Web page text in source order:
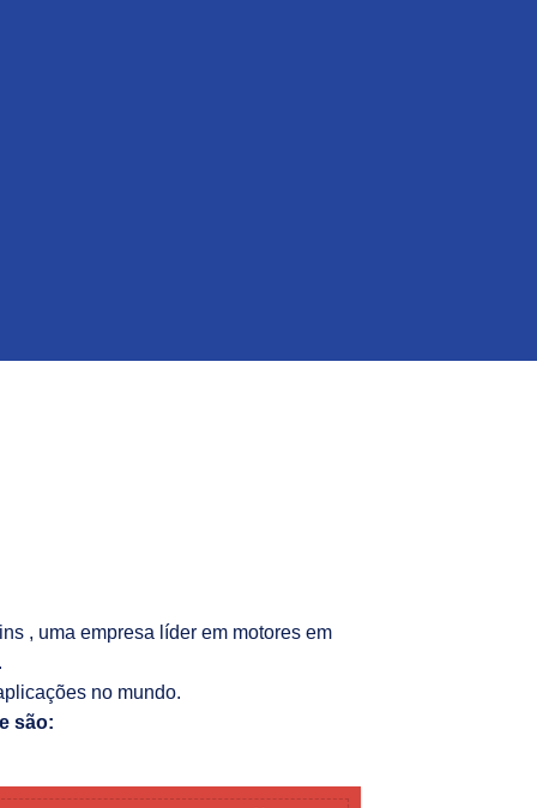
, uma empresa líder em motores em
no mundo.
são: